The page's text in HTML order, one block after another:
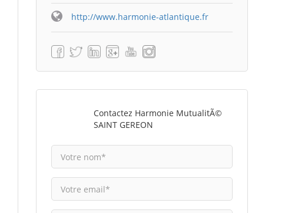
http://www.harmonie-atlantique.fr
Contactez Harmonie MutualitÃ©
SAINT GEREON